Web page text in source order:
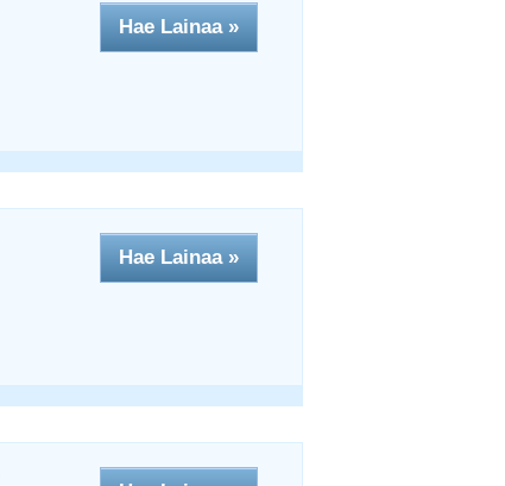
Hae Lainaa »
Hae Lainaa »